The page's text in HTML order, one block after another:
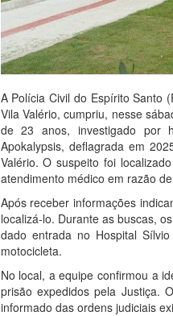
A Polícia Civil do Espírito Santo
Vila Valério, cumpriu, nesse
de 23 anos, investigado por
Apokalypsis, deflagrada em
Valério. O suspeito foi
atendimento médico em razão
Após receber informações
localizá-lo. Durante as buscas,
dado entrada no Hospital
motocicleta.
No local, a equipe confirmou a
prisão expedidos pela Justiça.
informado das ordens judiciais